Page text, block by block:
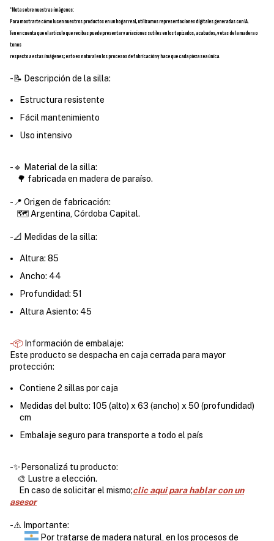
*Nota sobre nuestras imágenes:
Para mostrarte cómo lucen nuestros productos en un hogar real, utilizamos representaciones digitales generadas con IA.
Ten en cuenta que el artículo que recibas puede presentar variaciones sutiles en los tapizados, acabados, vetas de la madera o
tonos
respecto a estas imágenes; esto es natural en los procesos de fabricación y hace que cada pieza sea única.
-📝 Descripción de la silla:
Estructura resistente
Fácil mantenimiento
Uso intensivo
-🔹 Material de la silla:
🌳 fabricada en madera de paraíso.
-📍 Origen de fabricación:
🗺️ Argentina, Córdoba Capital.
-📐 Medidas de la silla:
Altura: 85
Ancho: 44
Profundidad: 51
Altura Asiento: 45
-📦 Información de embalaje:
Este producto se despacha en caja cerrada para mayor
protección:
Contiene 2 sillas por caja
Medidas del bulto: 105 (alto) x 63 (ancho) x 50 (profundidad)
cm
Embalaje seguro para transporte a todo el país
-✨Personalizá tu producto:
🎨 Lustre a elección.
En caso de solicitar el mismo;clic aqui para hablar con un
asesor
-⚠️ Importante:
Por tratarse de madera natural, en los procesos de